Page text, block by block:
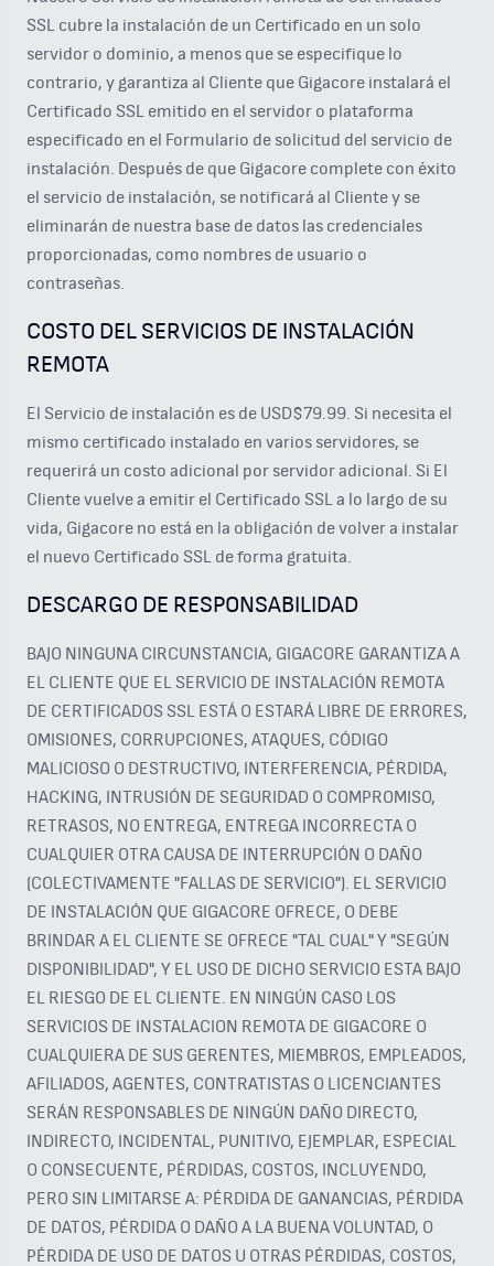
SSL cubre la instalación de un Certificado en un solo
servidor o dominio, a menos que se especifique lo
contrario, y garantiza al Cliente que Gigacore instalará el
Certificado SSL emitido en el servidor o plataforma
especificado en el Formulario de solicitud del servicio de
instalación. Después de que Gigacore complete con éxito
el servicio de instalación, se notificará al Cliente y se
eliminarán de nuestra base de datos las credenciales
proporcionadas, como nombres de usuario o
contraseñas.
COSTO DEL SERVICIOS DE INSTALACIÓN
REMOTA
El Servicio de instalación es de USD$79.99. Si necesita el
mismo certificado instalado en varios servidores, se
requerirá un costo adicional por servidor adicional. Si El
Cliente vuelve a emitir el Certificado SSL a lo largo de su
vida, Gigacore no está en la obligación de volver a instalar
el nuevo Certificado SSL de forma gratuita.
DESCARGO DE RESPONSABILIDAD
BAJO NINGUNA CIRCUNSTANCIA, GIGACORE GARANTIZA A
EL CLIENTE QUE EL SERVICIO DE INSTALACIÓN REMOTA
DE CERTIFICADOS SSL ESTÁ O ESTARÁ LIBRE DE ERRORES,
OMISIONES, CORRUPCIONES, ATAQUES, CÓDIGO
MALICIOSO O DESTRUCTIVO, INTERFERENCIA, PÉRDIDA,
HACKING, INTRUSIÓN DE SEGURIDAD O COMPROMISO,
RETRASOS, NO ENTREGA, ENTREGA INCORRECTA O
CUALQUIER OTRA CAUSA DE INTERRUPCIÓN O DAÑO
(COLECTIVAMENTE "FALLAS DE SERVICIO"). EL SERVICIO
DE INSTALACIÓN QUE GIGACORE OFRECE, O DEBE
BRINDAR A EL CLIENTE SE OFRECE "TAL CUAL" Y "SEGÚN
DISPONIBILIDAD", Y EL USO DE DICHO SERVICIO ESTA BAJO
EL RIESGO DE EL CLIENTE. EN NINGÚN CASO LOS
SERVICIOS DE INSTALACION REMOTA DE GIGACORE O
CUALQUIERA DE SUS GERENTES, MIEMBROS, EMPLEADOS,
AFILIADOS, AGENTES, CONTRATISTAS O LICENCIANTES
SERÁN RESPONSABLES DE NINGÚN DAÑO DIRECTO,
INDIRECTO, INCIDENTAL, PUNITIVO, EJEMPLAR, ESPECIAL
O CONSECUENTE, PÉRDIDAS, COSTOS, INCLUYENDO,
PERO SIN LIMITARSE A: PÉRDIDA DE GANANCIAS, PÉRDIDA
DE DATOS, PÉRDIDA O DAÑO A LA BUENA VOLUNTAD, O
PÉRDIDA DE USO DE DATOS U OTRAS PÉRDIDAS, COSTOS,